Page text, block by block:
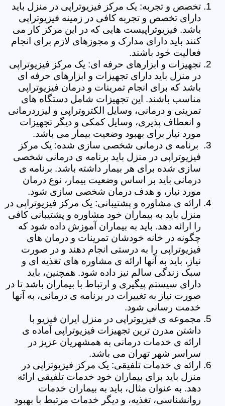
تخصص و تجربه: یک مرکز فیزیوتراپی در منزل باید
دارای تخصص و تجربه کافی در زمینه فیزیوتراپی
باشد. فیزیوتراپیست هایی که در این مرکز کار می
کنند باید دارای مدارک و مجوزهای لازم برای انجام
فعالیت خود باشند.
تجهیزات و ابزارهای حرفه ای: یک مرکز فیزیوتراپی
در منزل باید دارای تجهیزات و ابزارهای حرفه ای
باشد که برای انجام تمرینات و درمان فیزیوتراپی
مناسب باشند. این تجهیزات شامل دستگاه های
تمرینی و درمانی، وسایل الکتروتراپی و لیزردرمانی
و انعطاف پذیری، وسایل کمکی و دیگر تجهیزات
مورد نیاز برای بهبود وضعیت بیمار می باشد.
برنامه ی درمانی شخصی سازی شده: یک مرکز
فیزیوتراپی در منزل باید برنامه ی درمانی شخصی
سازی شده برای هر بیمار داشته باشد. برنامه ی
درمانی باید بر اساس وضعیت بیمار، نوع درمان
مورد نیاز، و هدف درمان شخصی سازی شود.
ارائه ی مشاوره و پشتیبانی: یک مرکز فیزیوتراپی در
منزل باید به بیماران خود مشاوره و پشتیبانی کافی
را ارائه دهد. باید به بیماران آموزش داده شود که
چگونه در خانه خودشان تمرینات و درمان های
فیزیوتراپی را به درستی انجام دهند و در صورت
نیاز، باید به آنها ارائه ی مشاوره های تغذیه ای و
سبک زندگی سالم نیز داده شود. همچنین، باید
دارای سیستم پیگیری و ارتباط با بیماران باشد تا در
صورت نیاز به تغییرات در برنامه ی درمانی، به آنها
خدمت رسانی شود.
مجموعه ی فیزیوتراپی در منزل ایران فیزیو با
داشتن مدرن ترین تجهیزات فیزیوتراپی آماده ی
ارائه ی خدمات درمانی به همشهریان عزیز در
سراسر شهر تهران می باشد.
ارائه ی خدمات تلفیقی: یک مرکز فیزیوتراپی در
منزل باید برای بیماران خود خدمات تلفیقی ارائه
دهد. به عنوان مثال، باید به بیماران خدمات
روانشناسی، تغذیه، و دیگر خدمات مرتبط با بهبود